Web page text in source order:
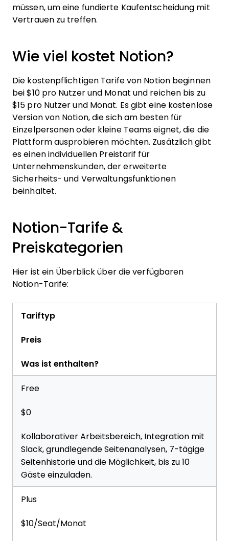
müssen, um eine fundierte Kaufentscheidung mit
Vertrauen zu treffen.
Wie viel kostet Notion?
Die kostenpflichtigen Tarife von Notion beginnen
bei $10 pro Nutzer und Monat und reichen bis zu
$15 pro Nutzer und Monat. Es gibt eine kostenlose
Version von Notion, die sich am besten für
Einzelpersonen oder kleine Teams eignet, die die
Plattform ausprobieren möchten. Zusätzlich gibt
es einen individuellen Preistarif für
Unternehmenskunden, der erweiterte
Sicherheits- und Verwaltungsfunktionen
beinhaltet.
Notion-Tarife &
Preiskategorien
Hier ist ein Überblick über die verfügbaren
Notion-Tarife:
Tariftyp
Preis
Was ist enthalten?
Free
$0
Kollaborativer Arbeitsbereich, Integration mit
Slack, grundlegende Seitenanalysen, 7-tägige
Seitenhistorie und die Möglichkeit, bis zu 10
Gäste einzuladen.
Plus
$10/Seat/Monat